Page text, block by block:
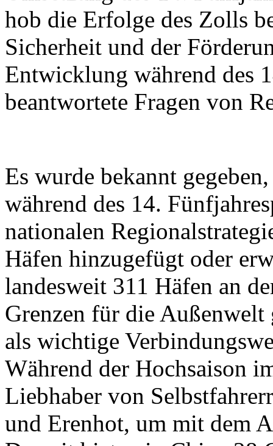
hob die Erfolge des Zolls
Sicherheit und der
Entwicklung während des
beantwortete Fragen von
Es wurde bekannt
während des 14.
nationalen
Häfen hinzugefügt oder
landesweit 311 Häfen an
Grenzen für die
als wichtige
Während der Hochsaison
Liebhaber von
und Erenhot, um mit dem